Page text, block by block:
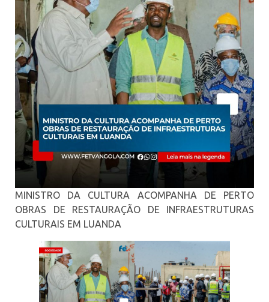
MINISTRO DA CULTURA ACOMPANHA DE PERTO
OBRAS DE RESTAURAÇÃO DE INFRAESTRUTURAS
CULTURAIS EM LUANDA